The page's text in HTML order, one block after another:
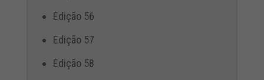
Edição 56
Edição 57
Edição 58